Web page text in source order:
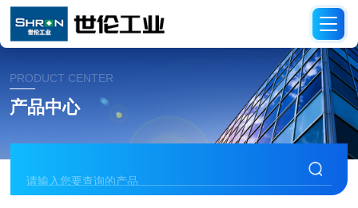
PRODUCT CENTER
产品中心